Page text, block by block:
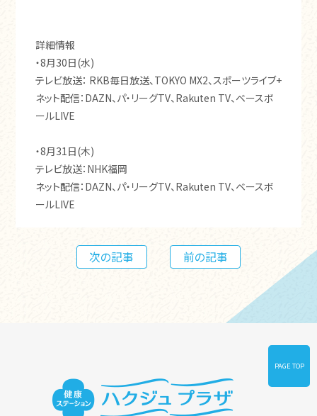
詳細情報
・8月30日(水)
テレビ放送： RKB毎日放送、TOKYO MX2、スポーツライブ+
ネット配信：DAZN、パ・リーグTV、Rakuten TV、ベースボ
ールLIVE
・8月31日(木)
テレビ放送：NHK福岡
ネット配信：DAZN、パ・リーグTV、Rakuten TV、ベースボ
ールLIVE
次の記事 前の記事
PAGE TOP